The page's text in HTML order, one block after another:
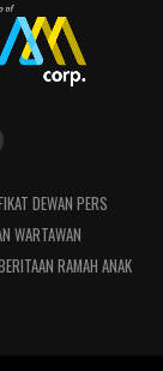
DEWAN PERS
WARTAWAN
RAMAH ANAK